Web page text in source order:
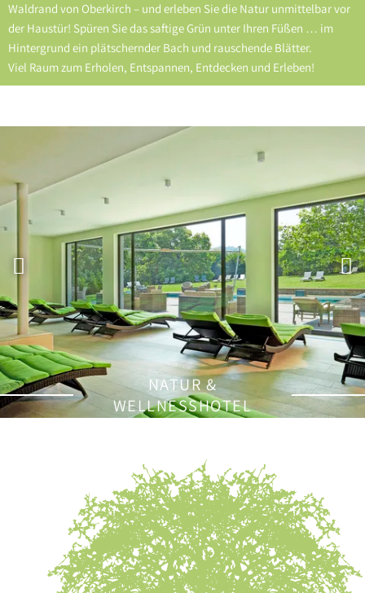
Waldrand von Oberkirch – und erleben Sie die Natur unmittelbar vor
der Haustür! Spüren Sie das saftige Grün unter Ihren Füßen … im
Hintergrund ein plätschernder Bach und rauschende Blätter.
Viel Raum zum Erholen, Entspannen, Entdecken und Erleben!
NATUR &
WELLNESSHOTEL